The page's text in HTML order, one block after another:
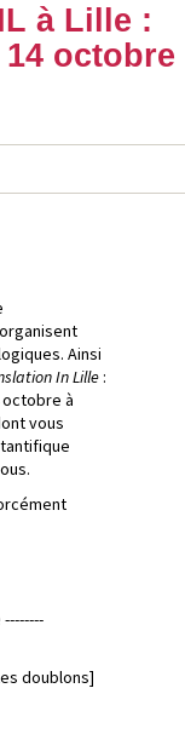
à Lille :
octobre
Ainsi
In Lille :
à
vous
doublons]